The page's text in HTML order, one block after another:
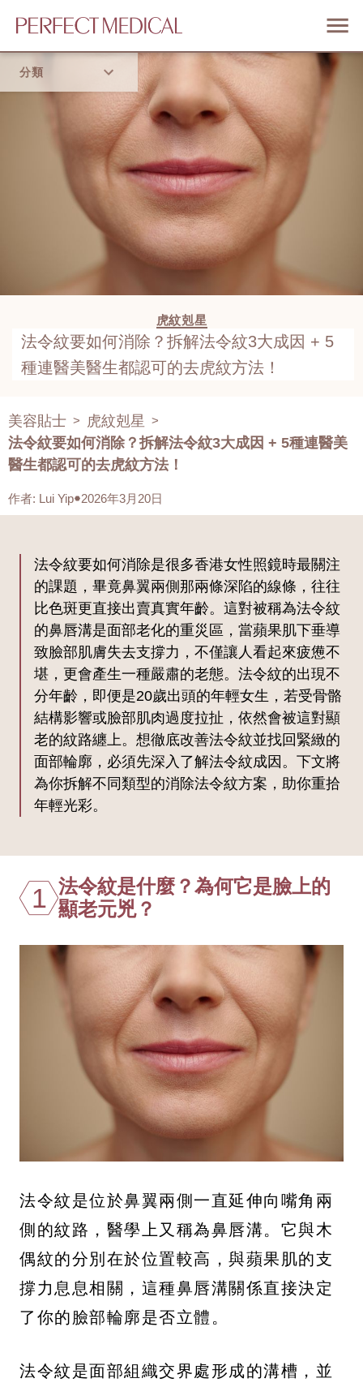
分類
虎紋剋星
法令紋要如何消除？拆解法令紋3大成因 + 5
種連醫美醫生都認可的去虎紋方法！
美容貼士 > 虎紋剋星 >
法令紋要如何消除？拆解法令紋3大成因 + 5種連醫美
醫生都認可的去虎紋方法！
作者: Lui Yip 2026年3月20日
法令紋要如何消除是很多香港女性照鏡時最關注
的課題，畢竟鼻翼兩側那兩條深陷的線條，往往
比色斑更直接出賣真實年齡。這對被稱為法令紋
的鼻唇溝是面部老化的重災區，當蘋果肌下垂導
致臉部肌膚失去支撐力，不僅讓人看起來疲憊不
堪，更會產生一種嚴肅的老態。法令紋的出現不
分年齡，即便是20歲出頭的年輕女生，若受骨骼
結構影響或臉部肌肉過度拉扯，依然會被這對顯
老的紋路纏上。想徹底改善法令紋並找回緊緻的
面部輪廓，必須先深入了解法令紋成因。下文將
為你拆解不同類型的消除法令紋方案，助你重拾
年輕光彩。
1 法令紋是什麼？為何它是臉上的
顯老元兇？
法令紋是位於鼻翼兩側一直延伸向嘴角兩
側的紋路，醫學上又稱為鼻唇溝。它與木
偶紋的分別在於位置較高，與蘋果肌的支
撐力息息相關，這種鼻唇溝關係直接決定
了你的臉部輪廓是否立體。
法令紋是面部組織交界處形成的溝槽，並